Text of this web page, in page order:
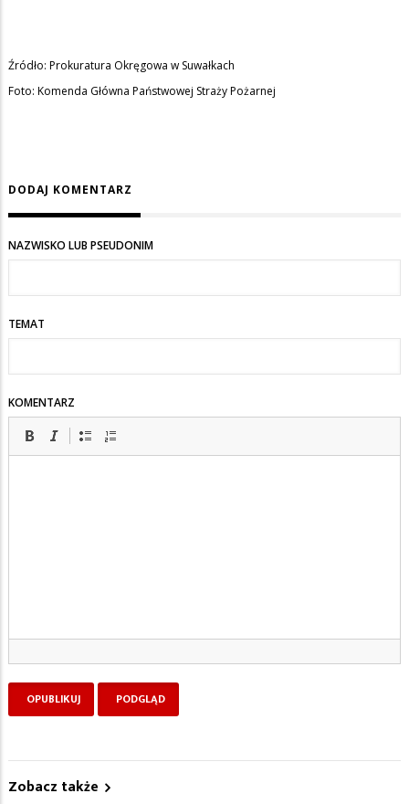
Źródło: Prokuratura Okręgowa w Suwałkach
Foto: Komenda Główna Państwowej Straży Pożarnej
DODAJ KOMENTARZ
NAZWISKO LUB PSEUDONIM
TEMAT
KOMENTARZ
Zobacz także